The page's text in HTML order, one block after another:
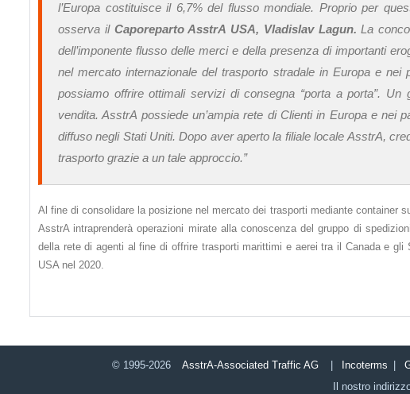
l’Europa costituisce il 6,7% del flusso mondiale. Proprio per
osserva il Caporeparto AsstrA USA, Vladislav Lagun.La
dell’imponente flusso delle merci e della presenza di importanti
nel mercato internazionale del trasporto stradale in Europa e
possiamo offrire ottimali servizi di consegna “porta a porta”.
vendita. AsstrA possiede un’ampia rete di Сlienti in Europa e nei
diffuso negli Stati Uniti. Dopo aver aperto la filiale locale AsstrA,
trasporto grazie a un tale approccio.”
Al fine di consolidare la posizione nel mercato dei trasporti mediante container
AsstrA intraprenderà operazioni mirate alla conoscenza del gruppo di
della rete di agenti al fine di offrire trasporti marittimi e aerei tra il Canada e gli
USA nel 2020.
© 1995-2026 AsstrA-Associated Traffic AG Incoterms
Il nostro